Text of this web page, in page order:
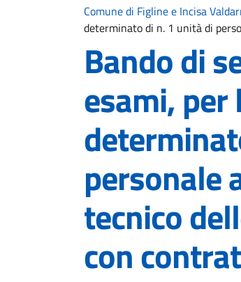
Comune di Figline e Incisa
determinato di n. 1 unità di
Bando di
esami, per
personale
tecnico
con